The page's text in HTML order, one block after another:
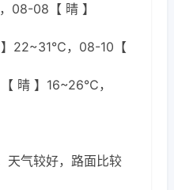
08-08【 晴 】
22~31℃，08-10【
晴 】16~26℃，
天气较好，路面比较